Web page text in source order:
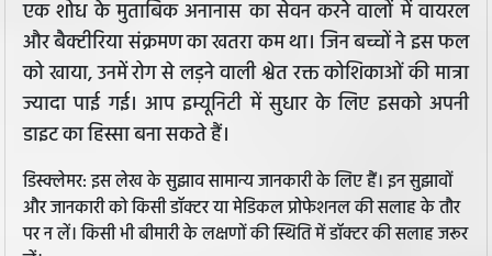
एक शोध के मुताबिक अनानास का सेवन करने वालों में वायरल
और बैक्टीरिया संक्रमण का खतरा कम था। जिन बच्चों ने इस फल
को खाया, उनमें रोग से लड़ने वाली श्वेत रक्त कोशिकाओं की मात्रा
ज्यादा पाई गई। आप इम्यूनिटी में सुधार के लिए इसको अपनी
डाइट का हिस्सा बना सकते हैं।
डिस्क्लेमर: इस लेख के सुझाव सामान्य जानकारी के लिए हैं। इन सुझावों
और जानकारी को किसी डॉक्टर या मेडिकल प्रोफेशनल की सलाह के तौर
पर न लें। किसी भी बीमारी के लक्षणों की स्थिति में डॉक्टर की सलाह जरूर